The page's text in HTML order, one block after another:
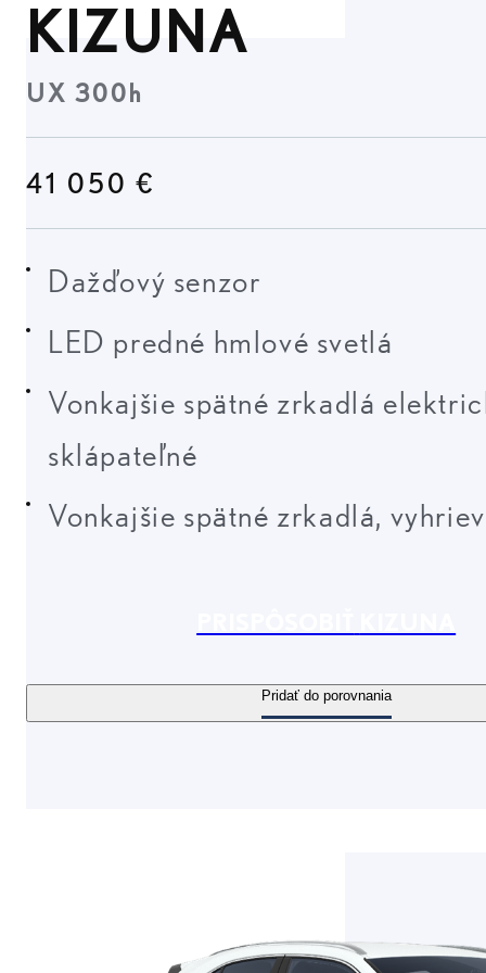
KIZUNA
UX 300h
41 050 €
Dažďový senzor
LED predné hmlové svetlá
Vonkajšie spätné zrkadlá
sklápateľné
Vonkajšie spätné zrkadlá,
Pridať do porovnania